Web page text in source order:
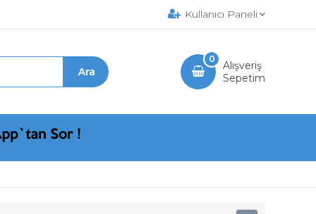
Kullanıcı Paneli
Alışveriş
Sepetim
0